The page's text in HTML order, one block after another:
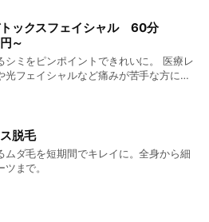
トックスフェイシャル 60分
～
シミをピンポイントできれいに。 医療レ
光フェイシャルなど痛みが苦手な方にお
脱毛
ムダ毛を短期間でキレイに。全身から細
まで。